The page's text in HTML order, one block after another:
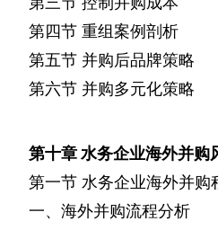
第四节 重组案例剖析
第五节 并购后品牌策略
第六节 并购多元化策略
第十章水务企业海外并购
第一节 水务企业海外并购
一、海外并购流程分析